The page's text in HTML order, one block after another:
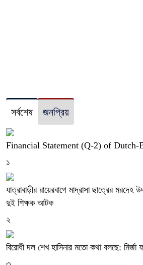
সর্বশেষ জনপ্রিয়
Financial Statement (Q-2) of Dutch-
১
যাত্রাবাড়ীর রায়েরবাগে মাদ্রাসা ছাত্রের মরদেহ
দুই শিক্ষক আটক
২
বিরোধী দল শেখ হাসিনার মতো কথা বলছে: